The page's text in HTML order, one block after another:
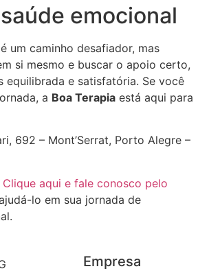
emocional
um caminho desafiador, mas
si mesmo e buscar o apoio certo,
e satisfatória. Se você
a Boa Terapia está aqui para
692 – Mont’Serrat, Porto Alegre –
Clique aqui e fale conosco pelo
lo em sua jornada de
Empresa